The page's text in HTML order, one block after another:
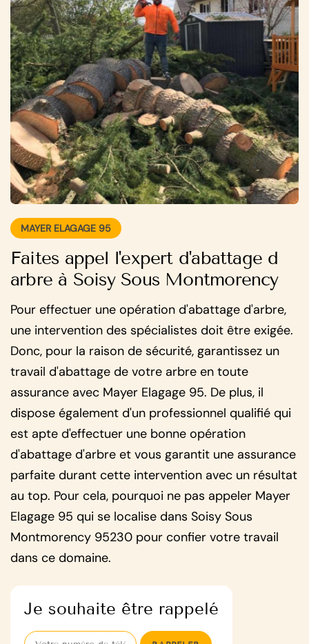
MAYER ELAGAGE 95
Faites appel l'expert d'abattage d
arbre à Soisy Sous Montmorency
Pour effectuer une opération d'abattage d'arbre,
une intervention des spécialistes doit être exigée.
Donc, pour la raison de sécurité, garantissez un
travail d'abattage de votre arbre en toute
assurance avec Mayer Elagage 95. De plus, il
dispose également d'un professionnel qualifié qui
est apte d'effectuer une bonne opération
d'abattage d'arbre et vous garantit une assurance
parfaite durant cette intervention avec un résultat
au top. Pour cela, pourquoi ne pas appeler Mayer
Elagage 95 qui se localise dans Soisy Sous
Montmorency 95230 pour confier votre travail
dans ce domaine.
Je souhaite être rappelé